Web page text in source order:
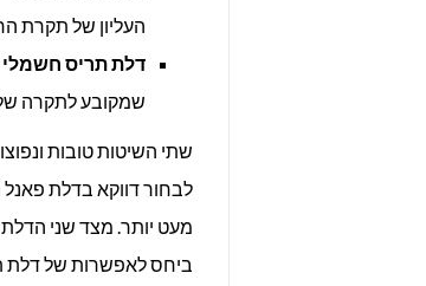
העליון של תקרת
דלת תריס חשמלי
שמקובע לתקרה
שתי השיטות טובות
לבחור דווקא בדלת
ביחס לאפשרות של דלת